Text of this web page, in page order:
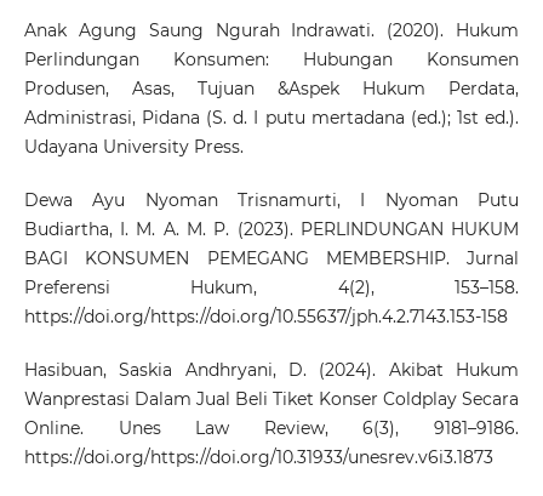
Anak Agung Saung Ngurah Indrawati. (2020). Hukum
Perlindungan Konsumen: Hubungan Konsumen
Produsen, Asas, Tujuan &Aspek Hukum Perdata,
Administrasi, Pidana (S. d. I putu mertadana (ed.); 1st ed.).
Udayana University Press.
Dewa Ayu Nyoman Trisnamurti, I Nyoman Putu
Budiartha, I. M. A. M. P. (2023). PERLINDUNGAN HUKUM
BAGI KONSUMEN PEMEGANG MEMBERSHIP. Jurnal
Preferensi Hukum, 4(2), 153–158.
https://doi.org/https://doi.org/10.55637/jph.4.2.7143.153-158
Hasibuan, Saskia Andhryani, D. (2024). Akibat Hukum
Wanprestasi Dalam Jual Beli Tiket Konser Coldplay Secara
Online. Unes Law Review, 6(3), 9181–9186.
https://doi.org/https://doi.org/10.31933/unesrev.v6i3.1873